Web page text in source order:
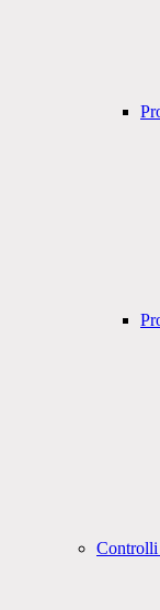
Controlli